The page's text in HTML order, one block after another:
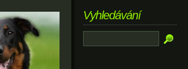
Vyhledávání